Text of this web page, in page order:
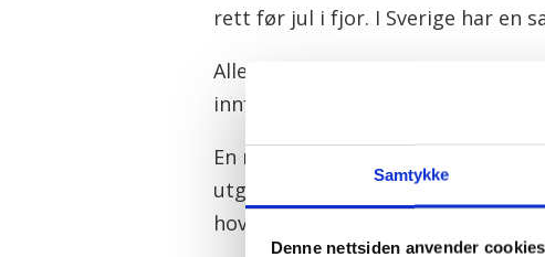
Samtykke
Denne nettsiden anvender cookies
rett før jul i fjor. I Sverige har en
Alle parter må gi klart samtykke
innført. Uten samtykke kan sexen
En ny dansk rapport, «Hvordan
utgangspunktet for
hovedorganisasjon (FHO) i